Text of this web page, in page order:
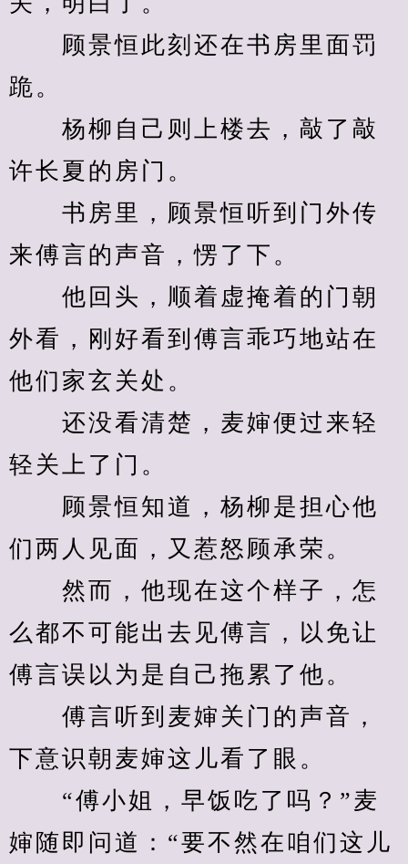
顾景恒此刻还在书房里面罚
跪。
杨柳自己则上楼去，敲了敲
许长夏的房门。
书房里，顾景恒听到门外传
来傅言的声音，愣了下。
他回头，顺着虚掩着的门朝
外看，刚好看到傅言乖巧地站在
他们家玄关处。
还没看清楚，麦婶便过来轻
轻关上了门。
顾景恒知道，杨柳是担心他
们两人见面，又惹怒顾承荣。
然而，他现在这个样子，怎
么都不可能出去见傅言，以免让
傅言误以为是自己拖累了他。
傅言听到麦婶关门的声音，
下意识朝麦婶这儿看了眼。
“傅小姐，早饭吃了吗？”麦
婶随即问道：“要不然在咱们这儿